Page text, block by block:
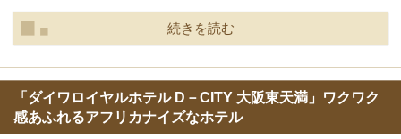
続きを読む
「ダイワロイヤルホテル D－CITY 大阪東天満」ワクワク
感あふれるアフリカナイズなホテル